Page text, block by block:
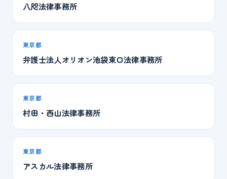
八咫法律事務所
東京都
弁護士法人オリオン池袋東口法律事務所
東京都
村田・西山法律事務所
東京都
アスカル法律事務所